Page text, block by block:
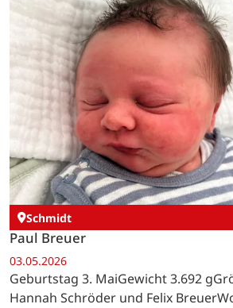
Schmidt
Paul Breuer
03.05.2026
Geburtstag 3. MaiGewicht 3.692
Hannah Schröder und Felix